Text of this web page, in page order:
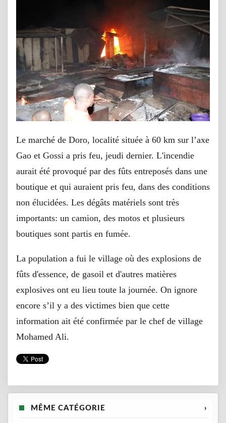
Le marché de Doro, localité située à 60 km sur l’axe
Gao et Gossi a pris feu, jeudi dernier. L'incendie
aurait été provoqué par des fûts entreposés dans une
boutique et qui auraient pris feu, dans des conditions
non élucidées. Les dégâts matériels sont très
importants: un camion, des motos et plusieurs
boutiques sont partis en fumée.
La population a fui le village où des explosions de
fûts d'essence, de gasoil et d'autres matières
explosives ont eu lieu toute la journée. On ignore
encore s’il y a des victimes bien que cette
information ait été confirmée par le chef de village
Mohamed Ali.
MÊME CATÉGORIE ›